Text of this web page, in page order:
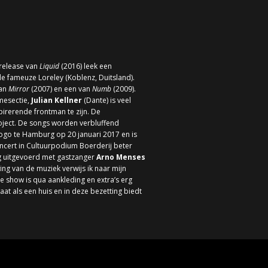
van Liquid (2016) leek een
fameuze Loreley (Koblenz, Duitsland).
Mirror (2007) en een van Numb (2009).
Julian Kellner (Dante) is veel
frontman te zijn. De
De songs worden verbluffend
te Hamburg op 20 januari 2017 en is
in Cultuurpodium Boerderij beter
met gastzangerArno Menses
van de muziek verwijs ik naar mijn
is qua aankleding en extra’s erg
als een huis en in deze bezetting biedt